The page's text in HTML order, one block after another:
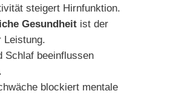
steigert Hirnfunktion.
Gesundheitist der
Leistung.
Schlaf beeinflussen
blockiert mentale